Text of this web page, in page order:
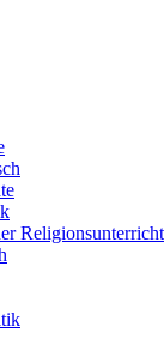
Religionsunterricht